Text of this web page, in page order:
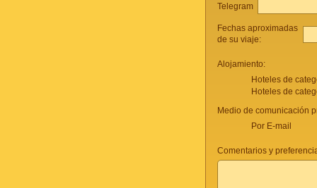
Telegram
Fechas aproximadas
de su viaje:
Alojamiento:
Hoteles de
Hoteles de
Medio de comunicación
Por E-mail
Comentarios y